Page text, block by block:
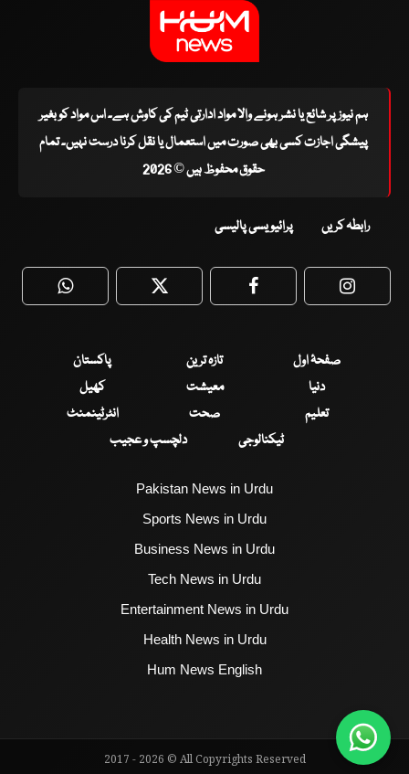
ہم نیوز پر شائع یا نشر ہونے والا مواد ادارتی ٹیم کی کاوش ہے۔ اس مواد کو بغیر
پیشگی اجازت کسی بھی صورت میں استعمال یا نقل کرنا درست نہیں۔ تمام
حقوق محفوظ ہیں © 2026
رابطہ کریں پرائیویسی پالیسی
WhatsApp Twitter Facebook
صفحۂ اول تازہ ترین
پاکستان
دنیا
معیشت
کھیل
تعلیم
صحت
انٹرٹینمنٹ
ٹیکنالوجی
دلچسپ و عجیب
Pakistan News in Urdu
Sports News in Urdu
Business News in Urdu
Tech News in Urdu
Entertainment News in Urdu
Health News in Urdu
Hum News English
2017 - 2026 © All Copyrights Reserved